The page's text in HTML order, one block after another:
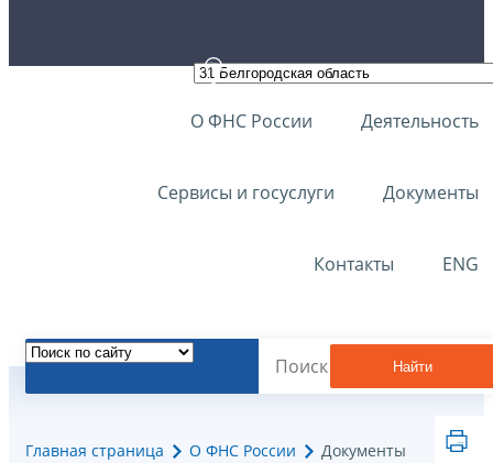
О ФНС России Деятельность
Сервисы и госуслуги Документы
Контакты ENG
Найти
Главная страница О ФНС России Документы